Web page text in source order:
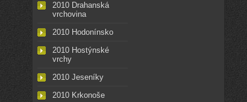
2010 Drahanská
vrchovina
2010 Hodonínsko
2010 Hostýnské
vrchy
2010 Jeseníky
2010 Krkonoše